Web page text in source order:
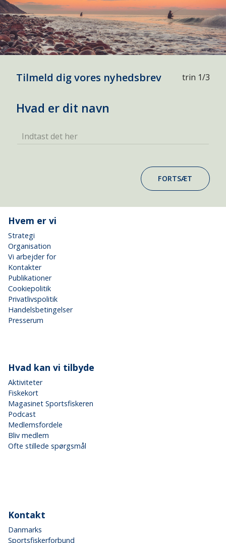
Tilmeld dig vores nyhedsbrev trin 1/3
Hvad er dit navn
Indtast det her
FORTSÆT
Hvem er vi
Strategi
Organisation
Vi arbejder for
Kontakter
Publikationer
Cookiepolitik
Privatlivspolitik
Handelsbetingelser
Presserum
Hvad kan vi tilbyde
Aktiviteter
Fiskekort
Magasinet Sportsfiskeren
Podcast
Medlemsfordele
Bliv medlem
Ofte stillede spørgsmål
Kontakt
Danmarks
Sportsfiskerforbund